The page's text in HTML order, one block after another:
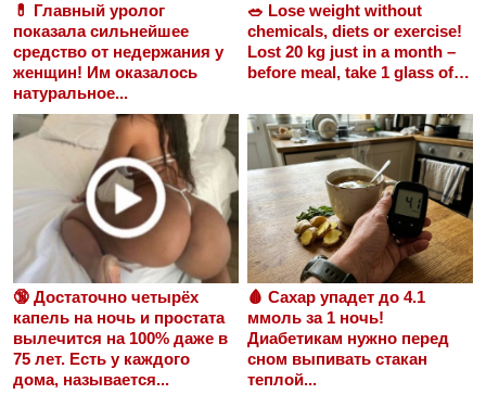
💊 Главный уролог
показала сильнейшее
средство от недержания у
женщин! Им оказалось
натуральное...
🥗 Lose weight without
chemicals, diets or exercise!
Lost 20 kg just in a month –
before meal, take 1 glass of…
🔞 Достаточно четырёх
капель на ночь и простата
вылечится на 100% даже в
75 лет. Есть у каждого
дома, называется...
🩸 Сахар упадет до 4.1
ммоль за 1 ночь!
Диабетикам нужно перед
сном выпивать стакан
теплой...